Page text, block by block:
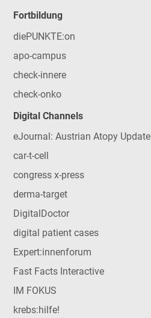
Fortbildung
diePUNKTE:on
apo-campus
check-innere
check-onko
Digital Channels
eJournal: Austrian Atopy Update
car-t-cell
congress x-press
derma-target
DigitalDoctor
digital patient cases
Expert:innenforum
Fast Facts Interactive
IM FOKUS
krebs:hilfe!